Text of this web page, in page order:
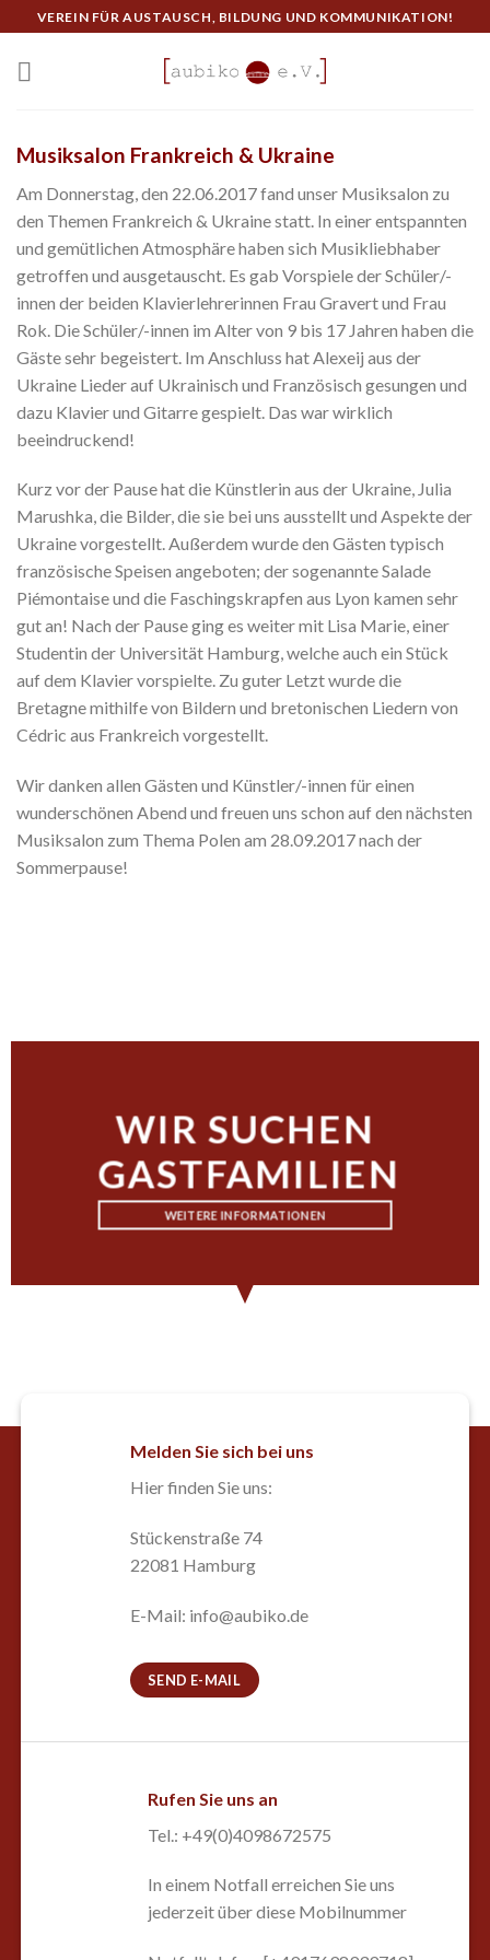
to
content
VEREIN FÜR AUSTAUSCH, BILDUNG UND KOMMUNIKATION!
Musiksalon Frankreich & Ukraine
Am Donnerstag, den 22.06.2017 fand unser Musiksalon zu
den Themen Frankreich & Ukraine statt. In einer entspannten
und gemütlichen Atmosphäre haben sich Musikliebhaber
getroffen und ausgetauscht. Es gab Vorspiele der Schüler/-
innen der beiden Klavierlehrerinnen Frau Gravert und Frau
Rok. Die Schüler/-innen im Alter von 9 bis 17 Jahren haben die
Gäste sehr begeistert. Im Anschluss hat Alexeij aus der
Ukraine Lieder auf Ukrainisch und Französisch gesungen und
dazu Klavier und Gitarre gespielt. Das war wirklich
beeindruckend!
Kurz vor der Pause hat die Künstlerin aus der Ukraine, Julia
Marushka, die Bilder, die sie bei uns ausstellt und Aspekte der
Ukraine vorgestellt. Außerdem wurde den Gästen typisch
französische Speisen angeboten; der sogenannte Salade
Piémontaise und die Faschingskrapfen aus Lyon kamen sehr
gut an! Nach der Pause ging es weiter mit Lisa Marie, einer
Studentin der Universität Hamburg, welche auch ein Stück
auf dem Klavier vorspielte. Zu guter Letzt wurde die
Bretagne mithilfe von Bildern und bretonischen Liedern von
Cédric aus Frankreich vorgestellt.
Wir danken allen Gästen und Künstler/-innen für einen
wunderschönen Abend und freuen uns schon auf den nächsten
Musiksalon zum Thema Polen am 28.09.2017 nach der
Sommerpause!
WIR SUCHEN
GASTFAMILIEN
WEITERE INFORMATIONEN
Melden Sie sich bei uns
Hier finden Sie uns:
Stückenstraße 74
22081 Hamburg
E-Mail: info@aubiko.de
SEND E-MAIL
Rufen Sie uns an
Tel.: +49(0)4098672575
In einem Notfall erreichen Sie uns
jederzeit über diese Mobilnummer